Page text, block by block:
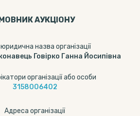
АУКЦІОНУ
назва організації
Говірко Ганна Йосипівна
організації або особи
3158006402
Адреса організації